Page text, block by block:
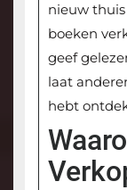
nieuw
boeken
geef
laat
hebt